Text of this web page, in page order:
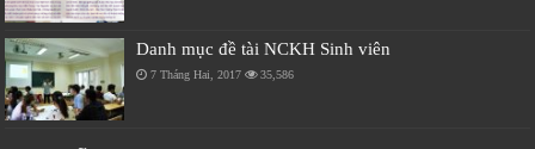
Danh mục đề tài NCKH Sinh viên
7 Tháng Hai, 2017 35,586